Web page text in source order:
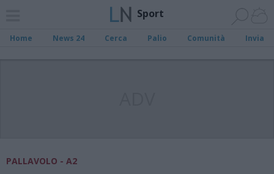
Sport
Home News 24 Cerca Palio Comunità Invia
PALLAVOLO - A2